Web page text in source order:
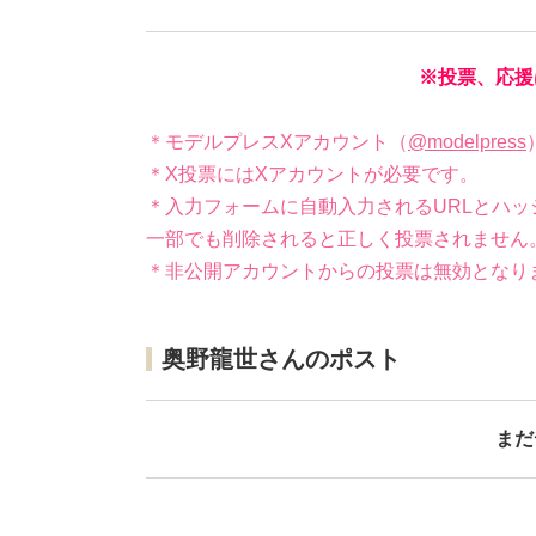
※投票、応援
＊モデルプレスXアカウント（@modelpress
＊X投票にはXアカウントが必要です。
＊入力フォームに自動入力されるURLとハッ
一部でも削除されると正しく投票されません
＊非公開アカウントからの投票は無効となり
奥野龍世さんのポスト
ま